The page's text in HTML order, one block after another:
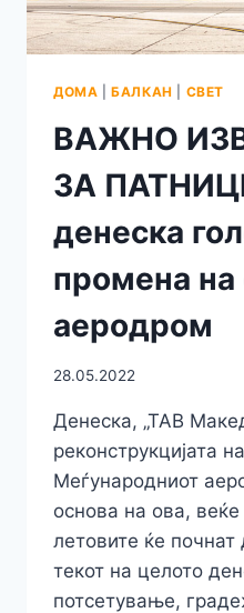
ДОМА |БАЛКАН СВЕТ
ВАЖНО
ЗА
денеска
промена на
аеродром
28.05.2022
Денеска, „ТАВ
реконструкцијата
Меѓународниот
основа на ова,
летовите ќе
текот на целото
потсетување,